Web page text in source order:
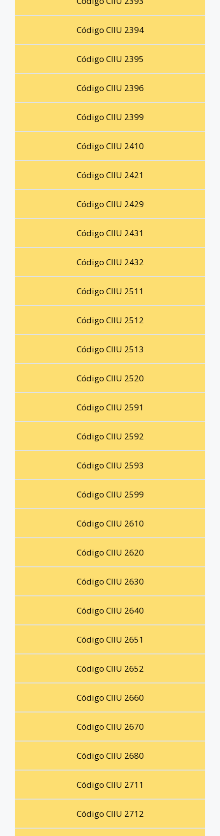
Código CIIU 2394
Código CIIU 2395
Código CIIU 2396
Código CIIU 2399
Código CIIU 2410
Código CIIU 2421
Código CIIU 2429
Código CIIU 2431
Código CIIU 2432
Código CIIU 2511
Código CIIU 2512
Código CIIU 2513
Código CIIU 2520
Código CIIU 2591
Código CIIU 2592
Código CIIU 2593
Código CIIU 2599
Código CIIU 2610
Código CIIU 2620
Código CIIU 2630
Código CIIU 2640
Código CIIU 2651
Código CIIU 2652
Código CIIU 2660
Código CIIU 2670
Código CIIU 2680
Código CIIU 2711
Código CIIU 2712